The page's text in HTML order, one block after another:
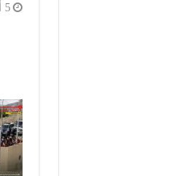
5 أغسطس، 2026